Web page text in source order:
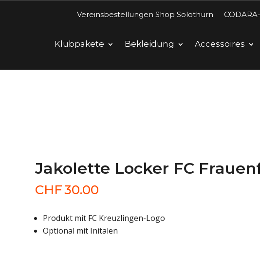
Vereinsbestellungen Shop Solothurn
Klubpakete Bekleidung Accessoires
Jakolette Locker FC
CHF30.00
Produkt mit FC Kreuzlingen-Logo
Optional mit Initalen